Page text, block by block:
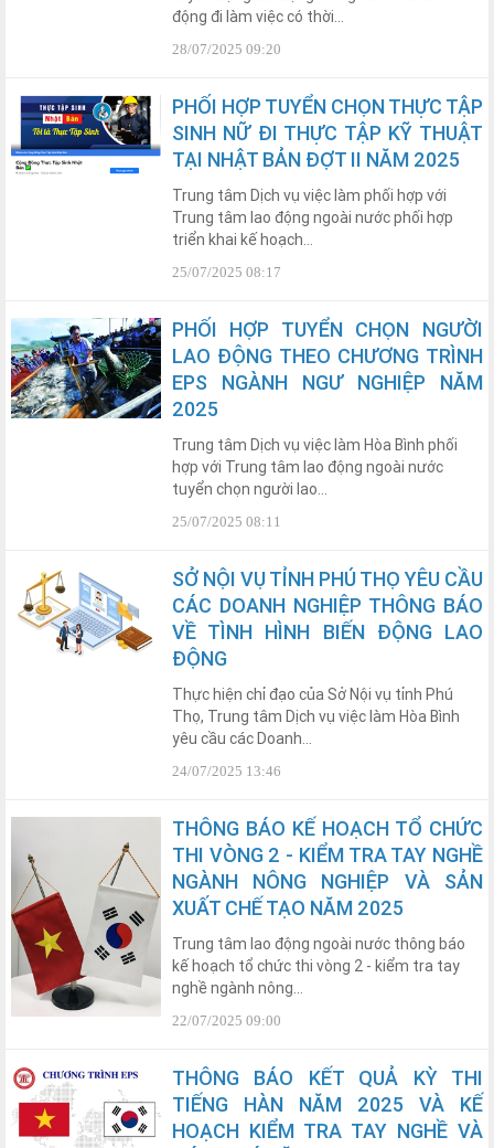
động đi làm việc có thời...
28/07/2025 09:20
PHỐI HỢP TUYỂN CHỌN THỰC TẬP
SINH NỮ ĐI THỰC TẬP KỸ THUẬT
TẠI NHẬT BẢN ĐỢT II NĂM 2025
Trung tâm Dịch vụ việc làm phối hợp với
Trung tâm lao động ngoài nước phối hợp
triển khai kế hoạch...
25/07/2025 08:17
PHỐI HỢP TUYỂN CHỌN NGƯỜI
LAO ĐỘNG THEO CHƯƠNG TRÌNH
EPS NGÀNH NGƯ NGHIỆP NĂM
2025
Trung tâm Dịch vụ việc làm Hòa Bình phối
hợp với Trung tâm lao động ngoài nước
tuyển chọn người lao...
25/07/2025 08:11
SỞ NỘI VỤ TỈNH PHÚ THỌ YÊU CẦU
CÁC DOANH NGHIỆP THÔNG BÁO
VỀ TÌNH HÌNH BIẾN ĐỘNG LAO
ĐỘNG
Thực hiện chỉ đạo của Sở Nội vụ tỉnh Phú
Thọ, Trung tâm Dịch vụ việc làm Hòa Bình
yêu cầu các Doanh...
24/07/2025 13:46
THÔNG BÁO KẾ HOẠCH TỔ CHỨC
THI VÒNG 2 - KIỂM TRA TAY NGHỀ
NGÀNH NÔNG NGHIỆP VÀ SẢN
XUẤT CHẾ TẠO NĂM 2025
Trung tâm lao động ngoài nước thông báo
kế hoạch tổ chức thi vòng 2 - kiểm tra tay
nghề ngành nông...
22/07/2025 09:00
THÔNG BÁO KẾT QUẢ KỲ THI
TIẾNG HÀN NĂM 2025 VÀ KẾ
HOẠCH KIỂM TRA TAY NGHỀ VÀ